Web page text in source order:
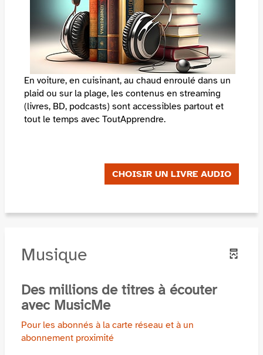
En voiture, en cuisinant, au chaud enroulé dans un
plaid ou sur la plage, les contenus en streaming
(livres, BD, podcasts) sont accessibles partout et
tout le temps avec ToutApprendre.
CHOISIR UN LIVRE AUDIO
Musique
Des millions de titres à écouter
avec MusicMe
Pour les abonnés à la carte réseau et à un
abonnement proximité